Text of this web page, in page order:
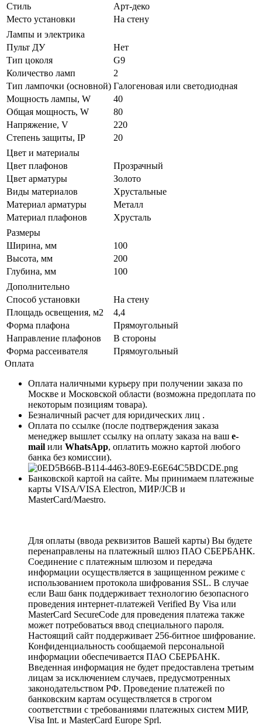
Стиль
Арт-деко
Место установки
На стену
Лампы и электрика
Пульт ДУ
Нет
Тип цоколя
G9
Количество ламп
2
Тип лампочки (основной) Галогеновая или светодиодная
Мощность лампы, W
40
Общая мощность, W
80
Напряжение, V
220
Степень защиты, IP
20
Цвет и материалы
Цвет плафонов
Прозрачный
Цвет арматуры
Золото
Виды материалов
Хрустальные
Материал арматуры
Металл
Материал плафонов
Хрусталь
Размеры
Ширина, мм
100
Высота, мм
200
Глубина, мм
100
Дополнительно
Способ установки
На стену
Площадь освещения, м2
4,4
Форма плафона
Прямоугольный
Направление плафонов
В стороны
Форма рассеивателя
Прямоугольный
Оплата
Оплата наличными курьеру при получении заказа по
Москве и Московской области (возможна предоплата по
некоторым позициям товара).
Безналичный расчет для юридических лиц .
Оплата по ссылке (после подтверждения заказа
менеджер вышлет ссылку на оплату заказа на ваш e-
mail или WhatsApp, оплатить можно картой любого
банка без комиссии).
Банковской картой на сайте. Мы принимаем платежные
карты VISA/VISA Electron, МИР/JCB и
MasterCard/Maestro.
Для оплаты (ввода реквизитов Вашей карты) Вы будете
перенаправлены на платежный шлюз ПАО СБЕРБАНК.
Соединение с платежным шлюзом и передача
информации осуществляется в защищенном режиме с
использованием протокола шифрования SSL. В случае
если Ваш банк поддерживает технологию безопасного
проведения интернет-платежей Verified By Visa или
MasterCard SecureCode для проведения платежа также
может потребоваться ввод специального пароля.
Настоящий сайт поддерживает 256-битное шифрование.
Конфиденциальность сообщаемой персональной
информации обеспечивается ПАО СБЕРБАНК.
Введенная информация не будет предоставлена третьим
лицам за исключением случаев, предусмотренных
законодательством РФ. Проведение платежей по
банковским картам осуществляется в строгом
соответствии с требованиями платежных систем МИР,
Visa Int. и MasterCard Europe Sprl.